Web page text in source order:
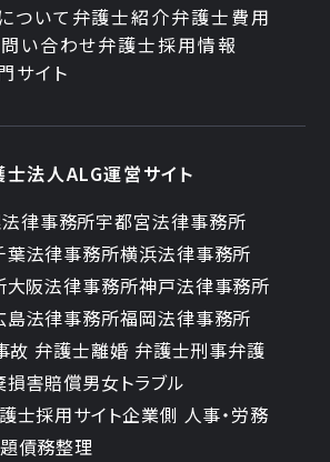
ついて 弁護士紹介弁護士費用
い合わせ弁護士採用情報
サイト
士法人ALG運営サイト
律事務所宇都宮法律事務所
葉法律事務所横浜法律事務所
大阪法律事務所神戸法律事務所
島法律事務所福岡法律事務所
故 弁護士離婚 弁護士刑事弁護
損害賠償男女トラブル
士採用サイト企業側 人事・労務
債務整理